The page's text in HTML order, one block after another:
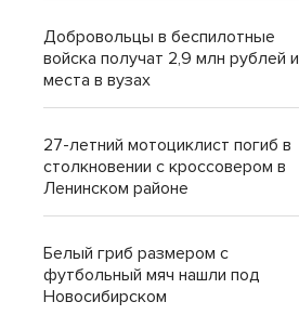
Добровольцы в беспилотные
войска получат 2,9 млн рублей и
места в вузах
27-летний мотоциклист погиб в
столкновении с кроссовером в
Ленинском районе
Белый гриб размером с
футбольный мяч нашли под
Новосибирском